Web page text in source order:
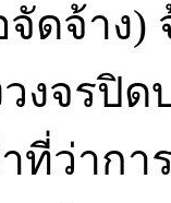
ดจ้าง)
งจรปิ
ที่ว่ากา